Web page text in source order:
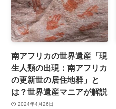
南アフリカの世界遺産「現
生人類の出現：南アフリカ
の更新世の居住地群」と
は？世界遺産マニアが解説
2024年4月26日